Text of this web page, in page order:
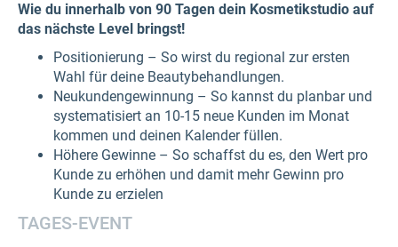
Wie du innerhalb von 90 Tagen dein Kosmetikstudio auf
das nächste Level bringst!
Positionierung – So wirst du regional zur ersten
Wahl für deine Beautybehandlungen.
Neukundengewinnung – So kannst du planbar und
systematisiert an 10-15 neue Kunden im Monat
kommen und deinen Kalender füllen.
Höhere Gewinne – So schaffst du es, den Wert pro
Kunde zu erhöhen und damit mehr Gewinn pro
Kunde zu erzielen
TAGES-EVENT